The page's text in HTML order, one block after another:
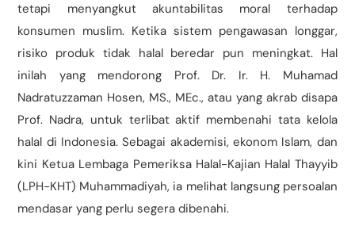
tetapi menyangkut akuntabilitas moral terhadap
konsumen muslim. Ketika sistem pengawasan longgar,
risiko produk tidak halal beredar pun meningkat. Hal
inilah yang mendorong Prof. Dr. Ir. H. Muhamad
Nadratuzzaman Hosen, MS., MEc., atau yang akrab disapa
Prof. Nadra, untuk terlibat aktif membenahi tata kelola
halal di Indonesia. Sebagai akademisi, ekonom Islam, dan
kini Ketua Lembaga Pemeriksa Halal-Kajian Halal Thayyib
(LPH-KHT) Muhammadiyah, ia melihat langsung persoalan
mendasar yang perlu segera dibenahi.